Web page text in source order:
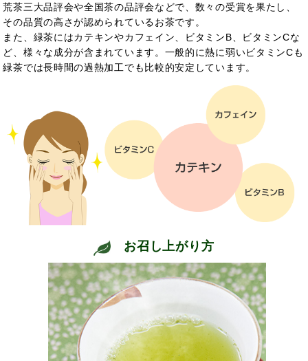
荒茶三大品評会や全国茶の品評会などで、数々の受賞を果たし、
その品質の高さが認められているお茶です。
また、緑茶にはカテキンやカフェイン、ビタミンB、ビタミンCな
ど、様々な成分が含まれています。一般的に熱に弱いビタミンCも
緑茶では長時間の過熱加工でも比較的安定しています。
お召し上がり方